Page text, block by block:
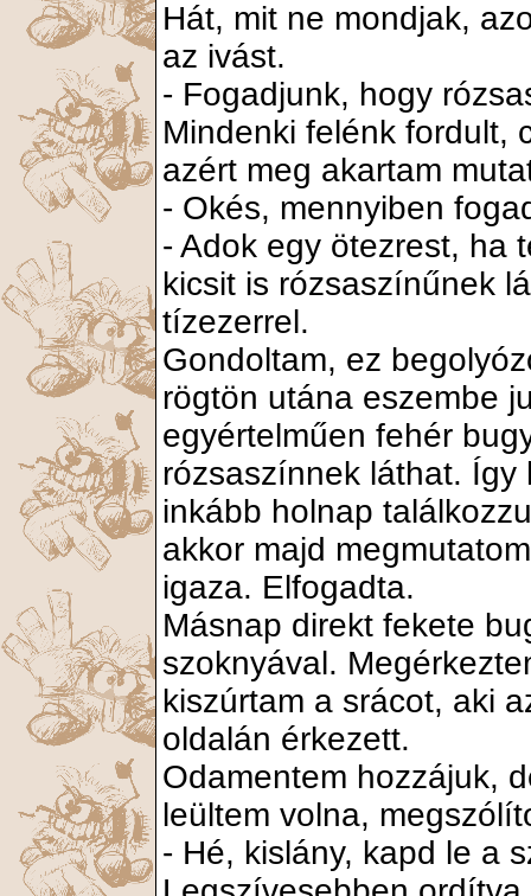
Hát, mit ne mondjak,
az ivást.
- Fogadjunk, hogy
Mindenki felénk fordult,
azért meg akartam
- Okés, mennyiben
- Adok egy ötezrest, ha
kicsit is rózsaszínűnek
tízezerrel.
Gondoltam, ez
rögtön utána eszembe
egyértelműen fehér
rózsaszínnek láthat.
inkább holnap
akkor majd
igaza. Elfogadta.
Másnap direkt fekete
szoknyával.
kiszúrtam a srácot, aki
oldalán érkezett.
Odamentem hozzájuk,
leültem volna,
- Hé, kislány, kapd le a